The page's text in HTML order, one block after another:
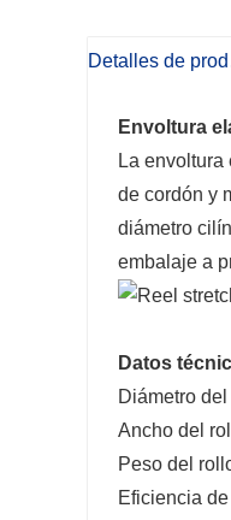
Envoltura
La
de cordón y
diámetro
embalaje a
Datos
Diámetro
Ancho del
Peso del
Eficiencia